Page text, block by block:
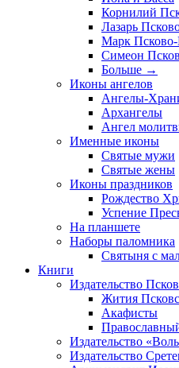
Корнилий
Лазарь
Марк
Симеон
Больше →
Иконы ангелов
Ангелы-
Архангелы
Ангел
Именные иконы
Святые мужи
Святые жены
Иконы праздников
Рождество
Успение
На планшете
Наборы паломника
Святыня с
Книги
Издательство
Жития
Акафисты
Издательство
Издательство